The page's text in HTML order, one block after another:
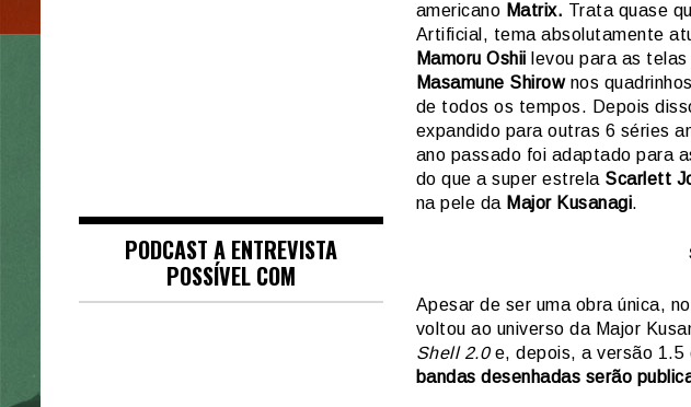
americano Matrix. Trata quase
Artificial, tema absolutamente
Mamoru Oshii levou para as
Masamune Shirownos
de todos os tempos. Depois
expandido para outras 6 séries
ano passado foi adaptado para
do que a super estrela Scarlett
na pele da Major Kusanagi.
Apesar de ser uma obra única,
voltou ao universo da Major
Shell 2.0e, depois, a versão 1.5
bandas desenhadas serão
PODCAST A ENTREVISTA
POSSÍVEL COM